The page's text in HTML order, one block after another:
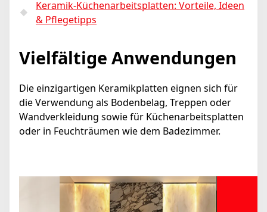
Keramik-Küchenarbeitsplatten: Vorteile, Ideen
& Pflegetipps
Vielfältige Anwendungen
Die einzigartigen Keramikplatten eignen sich für
die Verwendung als Bodenbelag, Treppen oder
Wandverkleidung sowie für Küchenarbeitsplatten
oder in Feuchträumen wie dem Badezimmer.